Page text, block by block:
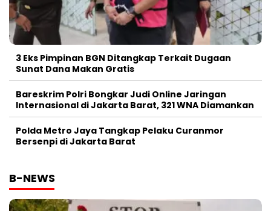
3 Eks Pimpinan BGN Ditangkap Terkait Dugaan
Sunat Dana Makan Gratis
Bareskrim Polri Bongkar Judi Online Jaringan
Internasional di Jakarta Barat, 321 WNA Diamankan
Polda Metro Jaya Tangkap Pelaku Curanmor
Bersenpi di Jakarta Barat
B-NEWS